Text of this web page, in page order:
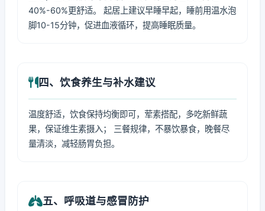
40%-60%更舒适。 起居上建议早睡早起，睡前用温水泡
脚10-15分钟，促进血液循环，提高睡眠质量。
四、饮食养生与补水建议
温度舒适，饮食保持均衡即可，荤素搭配，多吃新鲜蔬
果，保证维生素摄入； 三餐规律，不暴饮暴食，晚餐尽
量清淡，减轻肠胃负担。
五、呼吸道与感冒防护